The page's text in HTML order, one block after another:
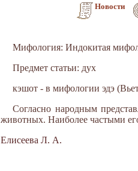
Новости
Мифология: Индокитая
Предмет статьи: дух
кэшот - в мифологии эдэ
Согласно народным
животных. Наиболее частыми
Елисеева Л. А.